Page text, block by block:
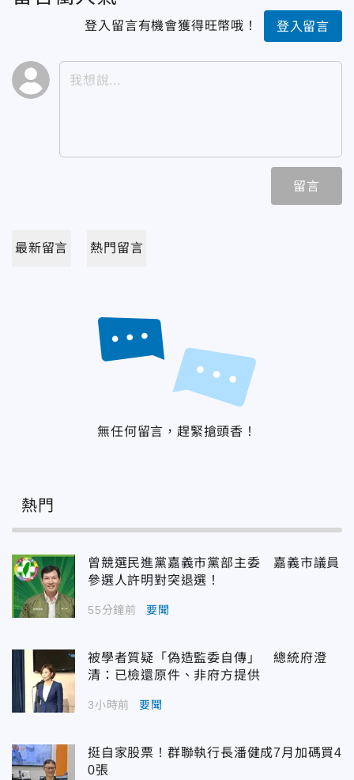
登入留言有機會獲得旺幣哦！ 登入留言
留言
最新留言 熱門留言
無任何留言，趕緊搶頭香！
熱門
曾競選民進黨嘉義市黨部主委 嘉義市議員
參選人許明對突退選！
55分鐘前 要聞
被學者質疑「偽造監委自傳」 總統府澄
清：已檢還原件、非府方提供
3小時前 要聞
挺自家股票！群聯執行長潘健成7月加碼買4
0張